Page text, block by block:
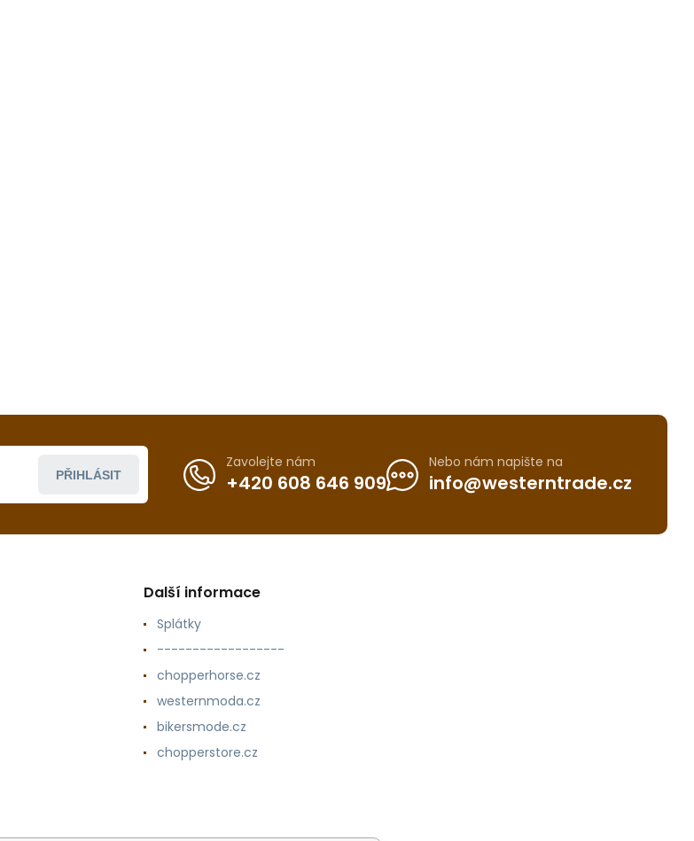
PŘIHLÁSIT
Zavolejte nám
+420 608 646 909
Nebo nám napište na
info@westerntrade.cz
Další informace
Splátky
------------------
chopperhorse.cz
westernmoda.cz
bikersmode.cz
chopperstore.cz